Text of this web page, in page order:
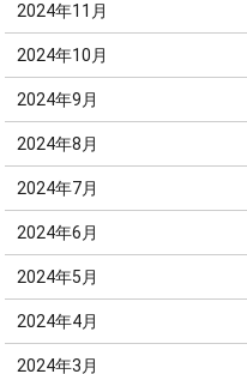
2024年11月
2024年10月
2024年9月
2024年8月
2024年7月
2024年6月
2024年5月
2024年4月
2024年3月